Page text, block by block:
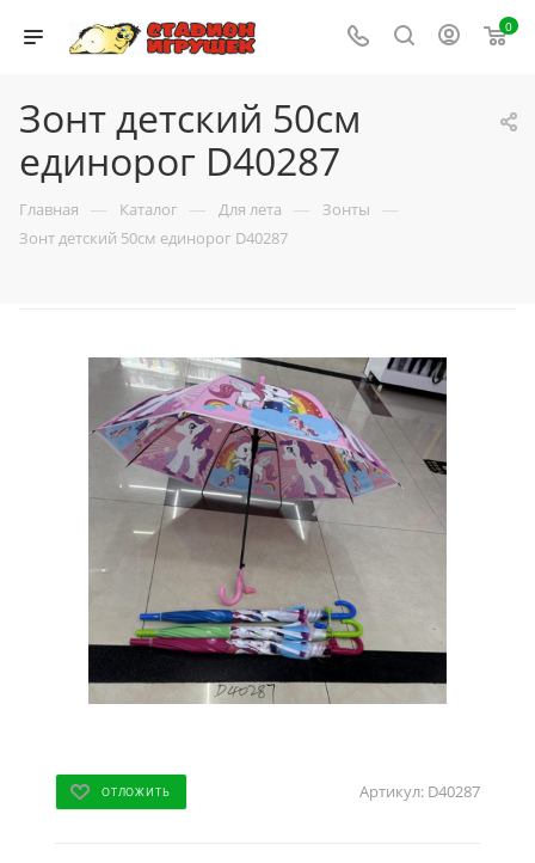
0
Зонт детский 50см
единорог D40287
Главная — Каталог — Для лета — Зонты —
Зонт детский 50см единорог D40287
ОТЛОЖИТЬ Артикул: D40287